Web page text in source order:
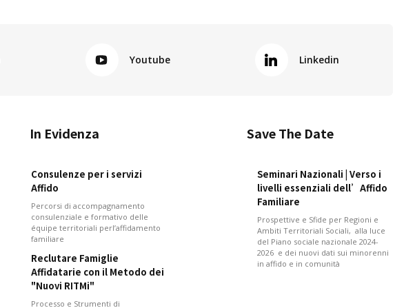
Youtube Linkedin
In Evidenza
Consulenze per i servizi
Affido
Percorsi di accompagnamento
consulenziale e formativo delle
équipe territoriali perl’affidamento
familiare
Reclutare Famiglie
Affidatarie con il Metodo dei
"Nuovi RITMi"
Processo e Strumenti di
Save The Date
Seminari Nazionali | Verso i
livelli essenziali dell’Affido
Familiare
Prospettive e Sfide per Regioni e
Ambiti Territoriali Sociali, alla luce
del Piano sociale nazionale 2024-
2026 e dei nuovi dati sui minorenni
in affido e in comunità